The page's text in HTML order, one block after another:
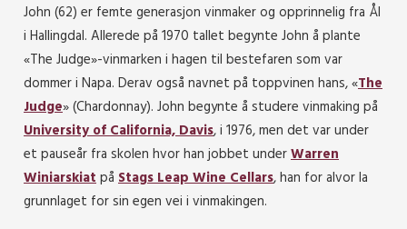
John (62) er femte generasjon vinmaker og opprinnelig fra Ål
i Hallingdal. Allerede på 1970 tallet begynte John å plante
«The Judge»-vinmarken i hagen til bestefaren som var
dommer i Napa. Derav også navnet på toppvinen hans, «The
Judge» (Chardonnay). John begynte å studere vinmaking på
University of California, Davis, i 1976, men det var under
et pauseår fra skolen hvor han jobbet underWarren
Winiarskiatpå Stags Leap Wine Cellars, han for alvor la
grunnlaget for sin egen vei i vinmakingen.